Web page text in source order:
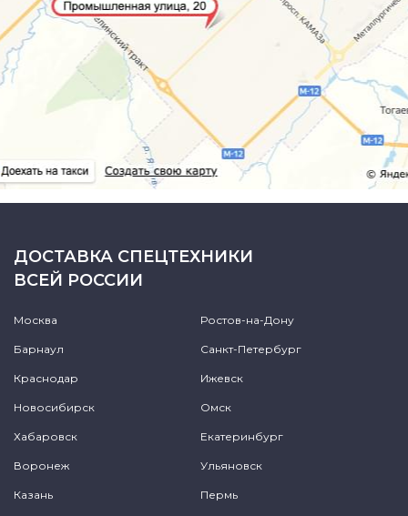
ДОСТАВКА СПЕЦТЕХНИКИ
ВСЕЙ РОССИИ
Москва Ростов-на-Дону
Барнаул Санкт-Петербург
Краснодар Ижевск
Новосибирск Омск
Хабаровск Екатеринбург
Воронеж Ульяновск
Казань Пермь